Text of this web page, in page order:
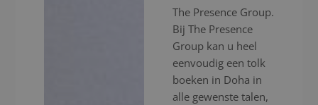
The Presence Group.
Bij The Presence
Group kan u heel
eenvoudig een tolk
boeken in Doha in
alle gewenste talen,